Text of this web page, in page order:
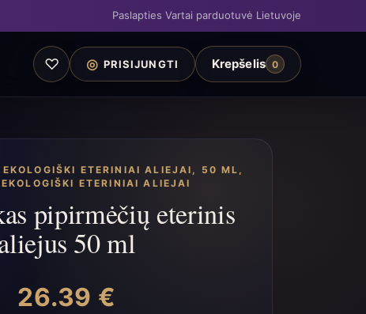
Paslapties Vartai parduotuvė Lietuvoje
♡ ◎ PRISIJUNGTI Krepšelis 0
EKOLOGIŠKI ETERINIAI ALIEJAI, 50 ML ,
ETERINIAI ALIEJAI
pipirmėčių eterinis
50 ml
26.39 €